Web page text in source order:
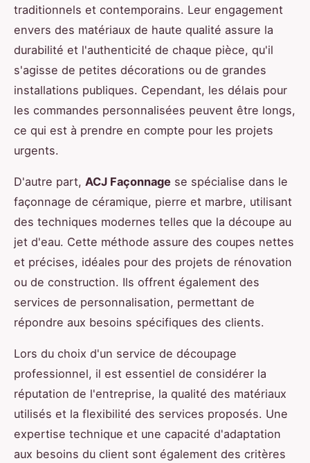
traditionnels et contemporains. Leur engagement
envers des matériaux de haute qualité assure la
durabilité et l'authenticité de chaque pièce, qu'il
s'agisse de petites décorations ou de grandes
installations publiques. Cependant, les délais pour
les commandes personnalisées peuvent être longs,
ce qui est à prendre en compte pour les projets
urgents.
D'autre part, ACJ Façonnage se spécialise dans le
façonnage de céramique, pierre et marbre, utilisant
des techniques modernes telles que la découpe au
jet d'eau. Cette méthode assure des coupes nettes
et précises, idéales pour des projets de rénovation
ou de construction. Ils offrent également des
services de personnalisation, permettant de
répondre aux besoins spécifiques des clients.
Lors du choix d'un service de découpage
professionnel, il est essentiel de considérer la
réputation de l'entreprise, la qualité des matériaux
utilisés et la flexibilité des services proposés. Une
expertise technique et une capacité d'adaptation
aux besoins du client sont également des critères